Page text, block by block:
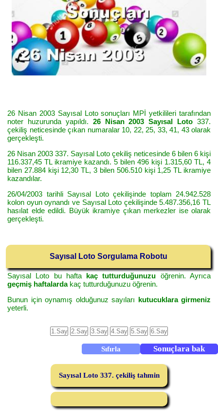
26 Nisan 2003 Sayısal Loto sonuçları MPİ yetkilileri tarafından
noter huzurunda yapıldı. 26 Nisan 2003 Sayısal Loto 337.
çekiliş neticesinde çıkan numaralar 10, 22, 25, 33, 41, 43 olarak
gerçekleşti.
26 Nisan 2003 337. Sayısal Loto çekiliş neticesinde 6 bilen 6 kişi
116.337,45 TL ikramiye kazandı. 5 bilen 496 kişi 1.315,60 TL, 4
bilen 27.884 kişi 12,30 TL, 3 bilen 506.510 kişi 1,25 TL ikramiye
kazandılar.
26/04/2003 tarihli Sayısal Loto çekilişinde toplam 24.942.528
kolon oyun oynandı ve Sayısal Loto çekilişinde 5.487.356,16 TL
hasılat elde edildi. Büyük ikramiye çıkan merkezler ise olarak
gerçekleşti.
Sayısal Loto Sorgulama Robotu
Sayısal Loto bu hafta kaç tutturduğunuzu öğrenin. Ayrıca
geçmiş haftalardakaç tutturduğunuzu öğrenin.
Bunun için oynamış olduğunuz sayıları kutucuklara girmeniz
yeterli.
Sayısal Loto 337. çekiliş tahmin